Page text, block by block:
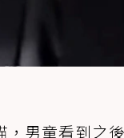
男童看到之